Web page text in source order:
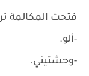
فتحت المكالمة
-ألو.
-وحشتيني.